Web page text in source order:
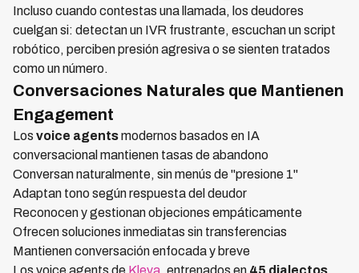
Incluso cuando contestas una llamada, los deudores
cuelgan si: detectan un IVR frustrante, escuchan un script
robótico, perciben presión agresiva o se sienten tratados
como un número.
Conversaciones Naturales que Mantienen
Engagement
Los voice agentsmodernos basados en IA
conversacional mantienen tasas de abandono
Conversan naturalmente, sin menús de "presione 1"
Adaptan tono según respuesta del deudor
Reconocen y gestionan objeciones empáticamente
Ofrecen soluciones inmediatas sin transferencias
Mantienen conversación enfocada y breve